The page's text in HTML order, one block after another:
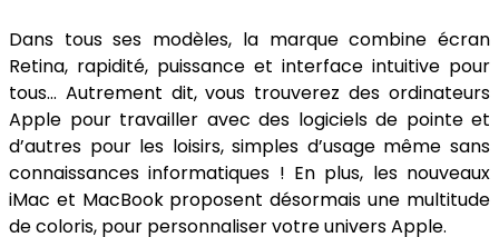
Dans tous ses modèles, la marque combine écran
Retina, rapidité, puissance et interface intuitive pour
tous… Autrement dit, vous trouverez des ordinateurs
Apple pour travailler avec des logiciels de pointe et
d’autres pour les loisirs, simples d’usage même sans
connaissances informatiques ! En plus, les nouveaux
iMac et MacBook proposent désormais une multitude
de coloris, pour personnaliser votre univers Apple.